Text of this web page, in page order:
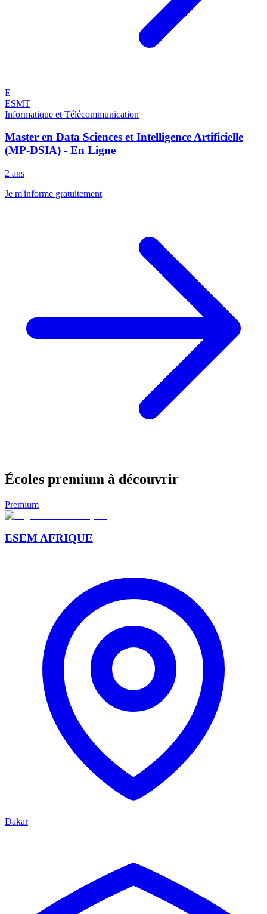
E
ESMT
Informatique et Télécommunication
Master en Data Sciences et Intelligence Artificielle
(MP-DSIA) - En Ligne
2 ans
Je m'informe gratuitement
Écoles premium à découvrir
Premium
ESEM AFRIQUE
Dakar